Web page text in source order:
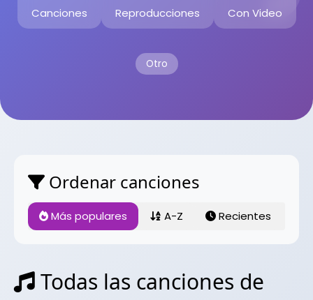
Canciones Reproducciones Con Video
Otro
Ordenar canciones
Más populares A-Z Recientes
Todas las canciones de